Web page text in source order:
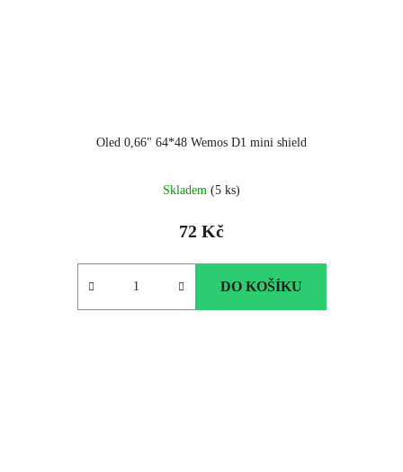
Oled 0,66" 64*48 Wemos D1 mini shield
Skladem (5 ks)
72 Kč
DO KOŠÍKU